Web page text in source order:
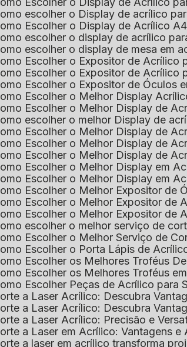
Como escolher o Display de acrílico
Como Escolher o Display de Acrílico
Como escolher o display de acrílico
Como escolher o display de mesa em
Como Escolher o Expositor de
Como Escolher o Expositor de
Como Escolher o Expositor de Óculos
Como Escolher o Melhor Display
Como Escolher o Melhor Display de
Como escolher o melhor Display de
Como Escolher o Melhor Display de
Como Escolher o Melhor Display de
Como Escolher o Melhor Display de
Como Escolher o Melhor Display em
Como Escolher o Melhor Display em
Como Escolher o Melhor Expositor
Como Escolher o Melhor Expositor de
Como Escolher o Melhor Expositor de
Como escolher o melhor serviço de
Como Escolher o Melhor Serviço de
Como Escolher o Porta Lápis de
Como Escolher os Melhores Troféus
Como Escolher os Melhores Troféus
Como Escolher Peças de Acrílico para
Corte a Laser Acrílico: Descubra
Corte a Laser Acrílico: Descubra
Corte a Laser Acrílico: Precisão e
Corte a Laser em Acrílico: Vantagens
Corte a laser em acrílico transforma